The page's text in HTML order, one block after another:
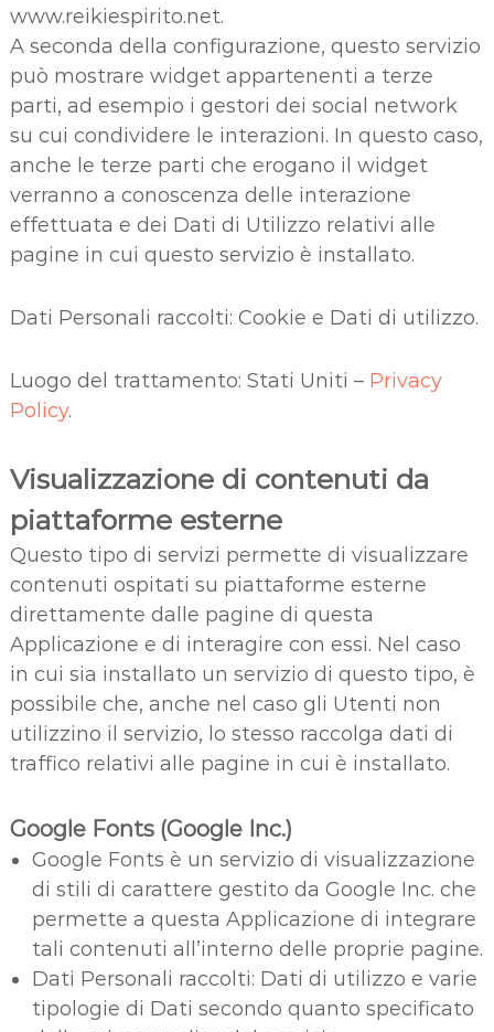
www.reikiespirito.net.
A seconda della configurazione, questo servizio
può mostrare widget appartenenti a terze
parti, ad esempio i gestori dei social network
su cui condividere le interazioni. In questo caso,
anche le terze parti che erogano il widget
verranno a conoscenza delle interazione
effettuata e dei Dati di Utilizzo relativi alle
pagine in cui questo servizio è installato.
Dati Personali raccolti: Cookie e Dati di utilizzo.
Luogo del trattamento: Stati Uniti – Privacy
Policy.
Visualizzazione di contenuti da
piattaforme esterne
Questo tipo di servizi permette di visualizzare
contenuti ospitati su piattaforme esterne
direttamente dalle pagine di questa
Applicazione e di interagire con essi. Nel caso
in cui sia installato un servizio di questo tipo, è
possibile che, anche nel caso gli Utenti non
utilizzino il servizio, lo stesso raccolga dati di
traffico relativi alle pagine in cui è installato.
Google Fonts (Google Inc.)
Google Fonts è un servizio di visualizzazione
di stili di carattere gestito da Google Inc. che
permette a questa Applicazione di integrare
tali contenuti all’interno delle proprie pagine.
Dati Personali raccolti: Dati di utilizzo e varie
tipologie di Dati secondo quanto specificato